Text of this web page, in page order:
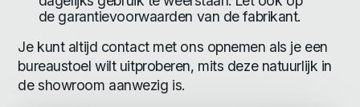
de garantievoorwaarden van de fabrikant.
Je kunt altijd contact met ons opnemen als je een
bureaustoel wilt uitproberen, mits deze natuurlijk in
de showroom aanwezig is.